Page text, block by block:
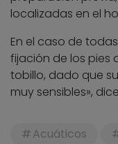
localizadas en el
En el caso de
fijación de los pies
tobillo, dado que
muy sensibles»,
Acuáticos